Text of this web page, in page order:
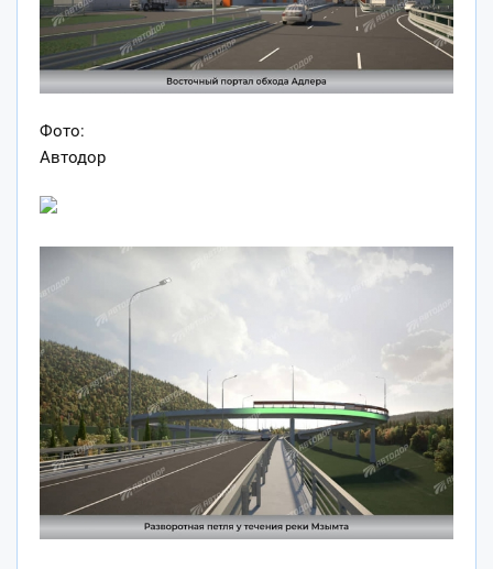
Фото:
Автодор